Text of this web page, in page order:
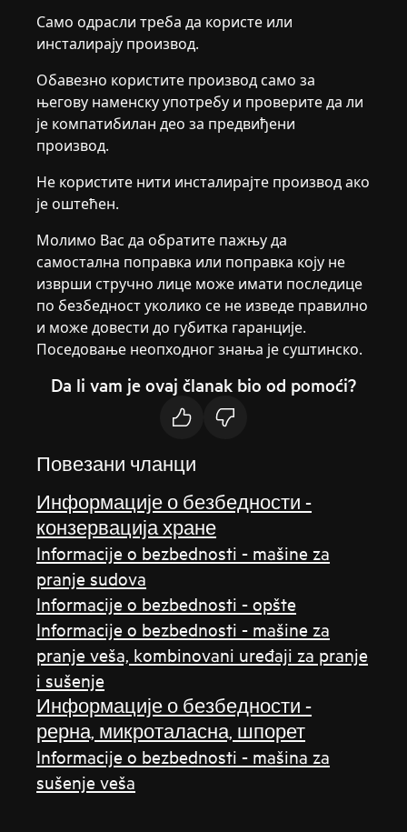
Само одрасли треба да користе или
инсталирају производ.
Обавезно користите производ само за
његову наменску употребу и проверите да ли
је компатибилан део за предвиђени
производ.
Не користите нити инсталирајте производ ако
је оштећен.
Молимо Вас да обратите пажњу да
самостална поправка или поправка коју не
изврши стручно лице може имати последице
по безбедност уколико се не изведе правилно
и може довести до губитка гаранције.
Поседовање неопходног знања је суштинско.
Da li vam je ovaj članak bio od pomoći?
Повезани чланци
Информације о безбедности -
конзервација хране
Informacije o bezbednosti - mašine za
pranje sudova
Informacije o bezbednosti - opšte
Informacije o bezbednosti - mašine za
pranje veša, kombinovani uređaji za pranje
i sušenje
Информације о безбедности -
рерна, микроталасна, шпорет
Informacije o bezbednosti - mašina za
sušenje veša